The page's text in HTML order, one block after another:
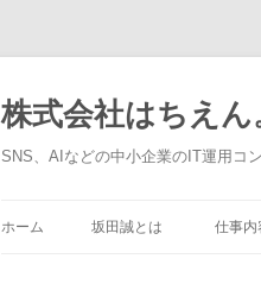
テ
ン
ツ
へ
ス
株式会社はちえん
SNS、AIなどの中小企業のIT運用コ
ホーム 坂田誠とは 仕事内